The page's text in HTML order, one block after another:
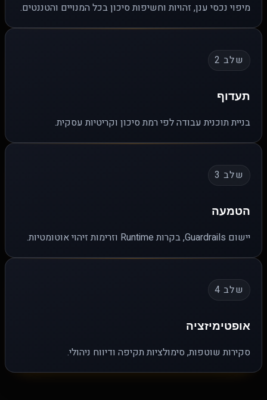
מיפוי נכסי ענן, זהויות וחשיפות סיכון בכל המנויים והטננטים.
שלב 2
תעדוף
בניית תוכנית עבודה לפי רמת סיכון וקריטיות עסקית.
שלב 3
הטמעה
יישום Guardrails, בקרות Runtime וזרימות זיהוי אוטומטיות.
שלב 4
אופטימיזציה
סקירות שוטפות, סימולציות תקיפה ודיווח ניהולי.